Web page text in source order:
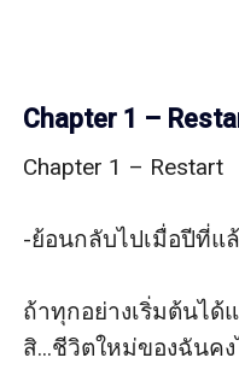
Chapter 1 –
Chapter 1 – Restart
-ย้อนกลับไปเมื่อปีที่แ
ถ้าทุกอย่างเริ่มต้นได้
สิ...ชีวิตใหม่ของฉันค